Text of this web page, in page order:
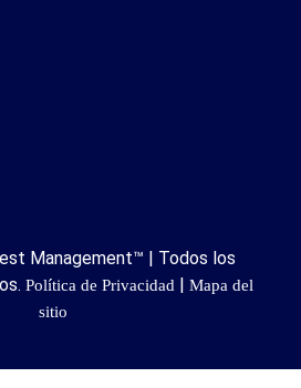
Management™ | Todos los
Política de Privacidad| Mapa del
sitio